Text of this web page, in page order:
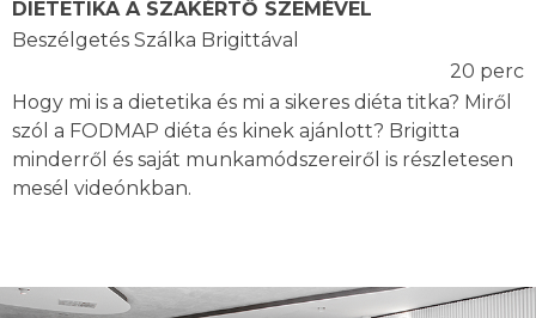
DIETETIKA A SZAKÉRTŐ SZEMÉVEL
Beszélgetés Szálka Brigittával
20 perc
Hogy mi is a dietetika és mi a sikeres diéta titka? Miről
szól a FODMAP diéta és kinek ajánlott? Brigitta
minderről és saját munkamódszereiről is részletesen
mesél videónkban.